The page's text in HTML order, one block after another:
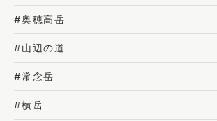
#奥穂高岳
#山辺の道
#常念岳
#横岳